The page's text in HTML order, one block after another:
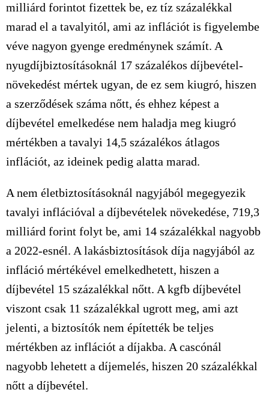
milliárd forintot fizettek be, ez tíz százalékkal
marad el a tavalyitól, ami az inflációt is figyelembe
véve nagyon gyenge eredménynek számít. A
nyugdíjbiztosításoknál 17 százalékos díjbevétel-
növekedést mértek ugyan, de ez sem kiugró, hiszen
a szerződések száma nőtt, és ehhez képest a
díjbevétel emelkedése nem haladja meg kiugró
mértékben a tavalyi 14,5 százalékos átlagos
inflációt, az ideinek pedig alatta marad.
A nem életbiztosításoknál nagyjából megegyezik
tavalyi inflációval a díjbevételek növekedése, 719,3
milliárd forint folyt be, ami 14 százalékkal nagyobb
a 2022-esnél. A lakásbiztosítások díja nagyjából az
infláció mértékével emelkedhetett, hiszen a
díjbevétel 15 százalékkal nőtt. A kgfb díjbevétel
viszont csak 11 százalékkal ugrott meg, ami azt
jelenti, a biztosítók nem építették be teljes
mértékben az inflációt a díjakba. A cascónál
nagyobb lehetett a díjemelés, hiszen 20 százalékkal
nőtt a díjbevétel.